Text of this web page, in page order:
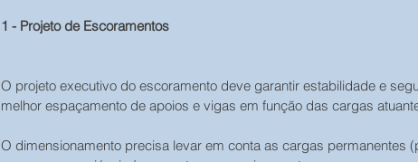
1 - Projeto de Escoramentos
O projeto executivo do escoramento deve garantir estabilidade e
melhor espaçamento de apoios e vigas em função das cargas
O dimensionamento precisa levar em conta as cargas permanentes